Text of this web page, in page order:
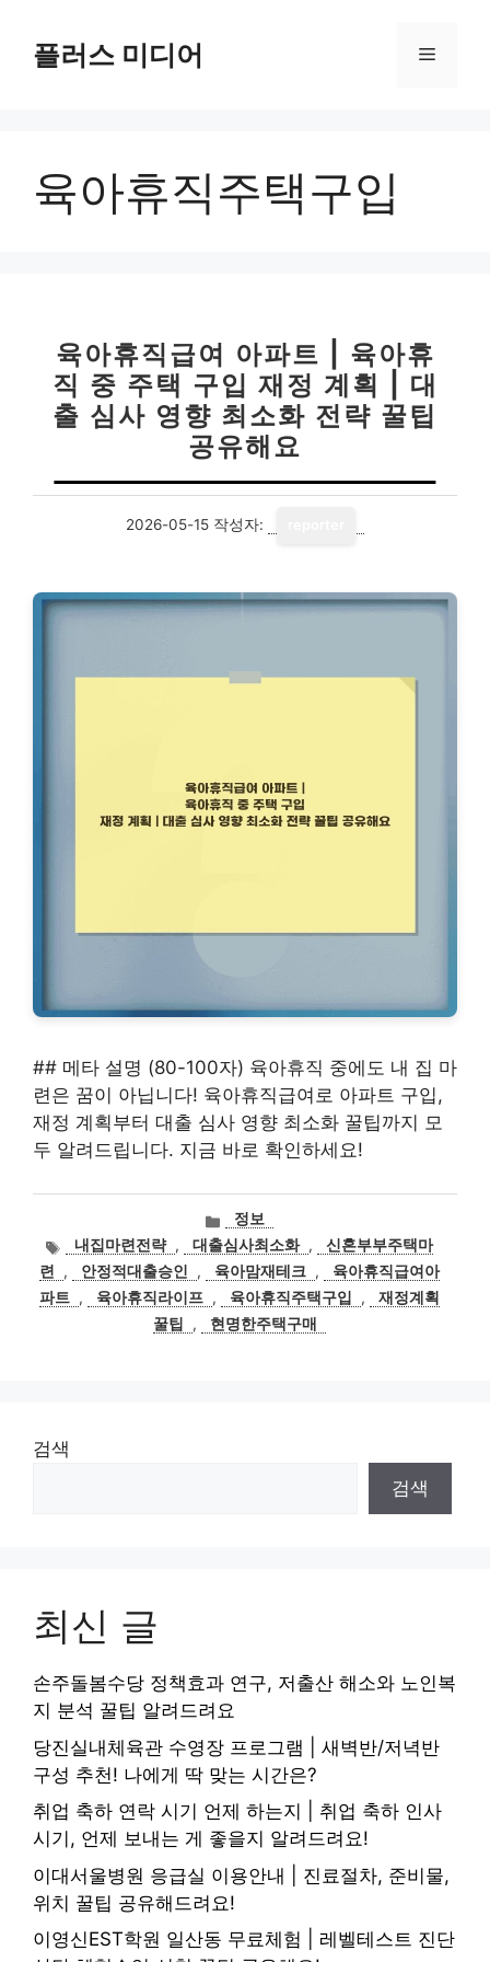
플러스 미디어 메
육아휴직주택구입
육아휴직급여 아파트 | 육아휴
직 중 주택 구입 재정 계획 | 대
출 심사 영향 최소화 전략 꿀팁
공유해요
2026-05-15 작성자:
## 메타 설명 (80-100자) 육아휴직 중에도 내 집 마
련은 꿈이 아닙니다! 육아휴직급여로 아파트 구입,
재정 계획부터 대출 심사 영향 최소화 꿀팁까지 모
두 알려드립니다. 지금 바로 확인하세요!
카
테
고
리
정보
태내집마련전략 , 대출심사최소화 ,
신혼부부주택마
련
, 안정적대출승인 , 육아맘재테크 ,
육아휴직급여아
파트 , 육아휴직라이프 , 육아휴직주택구입 ,
재정계획
꿀팁
, 현명한주택구매
검색
검색
최신 글
손주돌봄수당 정책효과 연구, 저출산 해소와 노인복
지 분석 꿀팁 알려드려요
당진실내체육관 수영장 프로그램 | 새벽반/저녁반
구성 추천! 나에게 딱 맞는 시간은?
취업 축하 연락 시기 언제 하는지 | 취업 축하 인사
시기, 언제 보내는 게 좋을지 알려드려요!
이대서울병원 응급실 이용안내 | 진료절차, 준비물,
위치 꿀팁 공유해드려요!
이영신EST학원 일산동 무료체험 | 레벨테스트 진단